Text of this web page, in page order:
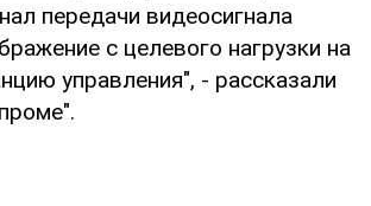
передачи видеосигнала
с целевого нагрузки на
управления", - рассказали